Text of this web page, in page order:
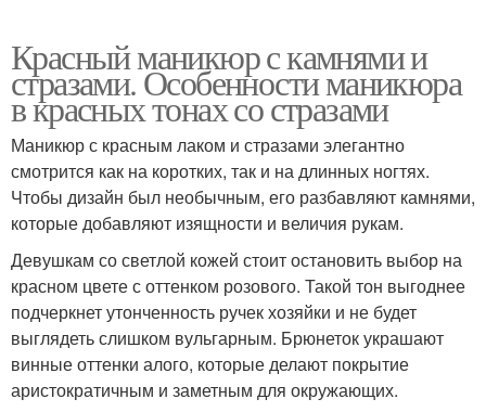
Красный маникюр с камнями и
стразами. Особенности маникюра
в красных тонах со стразами
Маникюр с красным лаком и стразами элегантно
смотрится как на коротких, так и на длинных ногтях.
Чтобы дизайн был необычным, его разбавляют камнями,
которые добавляют изящности и величия рукам.
Девушкам со светлой кожей стоит остановить выбор на
красном цвете с оттенком розового. Такой тон выгоднее
подчеркнет утонченность ручек хозяйки и не будет
выглядеть слишком вульгарным. Брюнеток украшают
винные оттенки алого, которые делают покрытие
аристократичным и заметным для окружающих.